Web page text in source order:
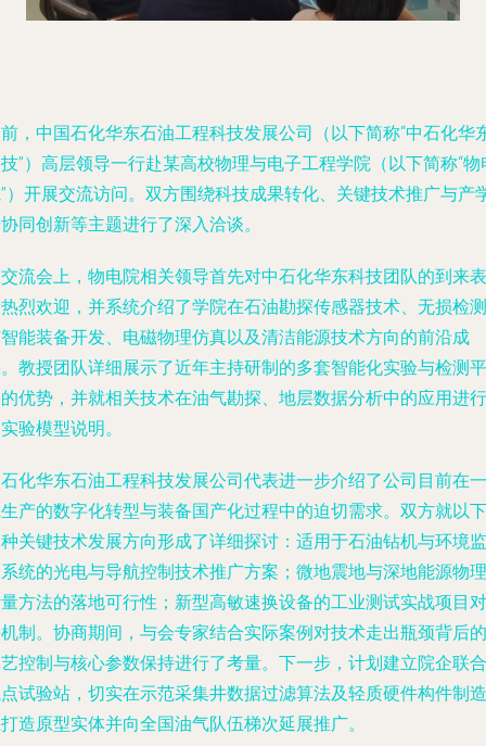
，中国石化华东石油工程科技发展公司（以下简称“中石化华
”）高层领导一行赴某高校物理与电子工程学院（以下简称“物
）开展交流访问。双方围绕科技成果转化、关键技术推广与产
同创新等主题进行了深入洽谈。
流会上，物电院相关领导首先对中石化华东科技团队的到来表
烈欢迎，并系统介绍了学院在石油勘探传感器技术、无损检测
能装备开发、电磁物理仿真以及清洁能源技术方向的前沿成
教授团队详细展示了近年主持研制的多套智能化实验与检测平
优势，并就相关技术在油气勘探、地层数据分析中的应用进行
验模型说明。
化华东石油工程科技发展公司代表进一步介绍了公司目前在一
产的数字化转型与装备国产化过程中的迫切需求。双方就以下
关键技术发展方向形成了详细探讨：适用于石油钻机与环境监
统的光电与导航控制技术推广方案；微地震地与深地能源物理
方法的落地可行性；新型高敏速换设备的工业测试实战项目对
制。协商期间，与会专家结合实际案例对技术走出瓶颈背后的
控制与核心参数保持进行了考量。下一步，计划建立院企联合
试验站，切实在示范采集井数据过滤算法及轻质硬件构件制造
造原型实体并向全国油气队伍梯次延展推广。